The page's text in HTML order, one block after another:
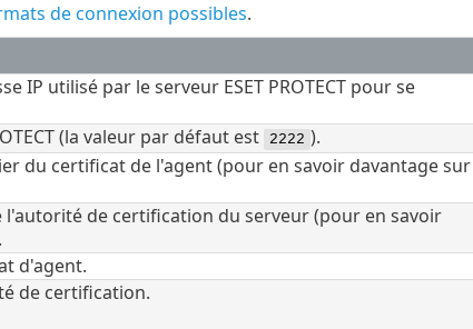
de connexion possibles.
IP utilisé par le serveur ESET PROTECT pour se
(la valeur par défaut est 2222 ).
du certificat de l'agent (pour en savoir davantage sur
l'autorité de certification du serveur (pour en savoir
d'agent.
de certification.